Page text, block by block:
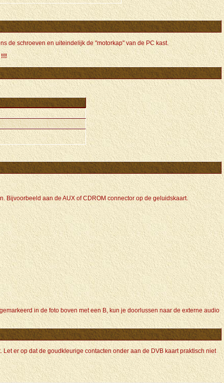
de schroeven en uiteindelijk de "motorkap" van de PC kast.
!!!
Bijvoorbeeld aan de AUX of CDROM connector op de geluidskaart.
in de foto boven met een B, kun je doorlussen naar de externe audio
er op dat de goudkleurige contacten onder aan de DVB kaart praktisch niet